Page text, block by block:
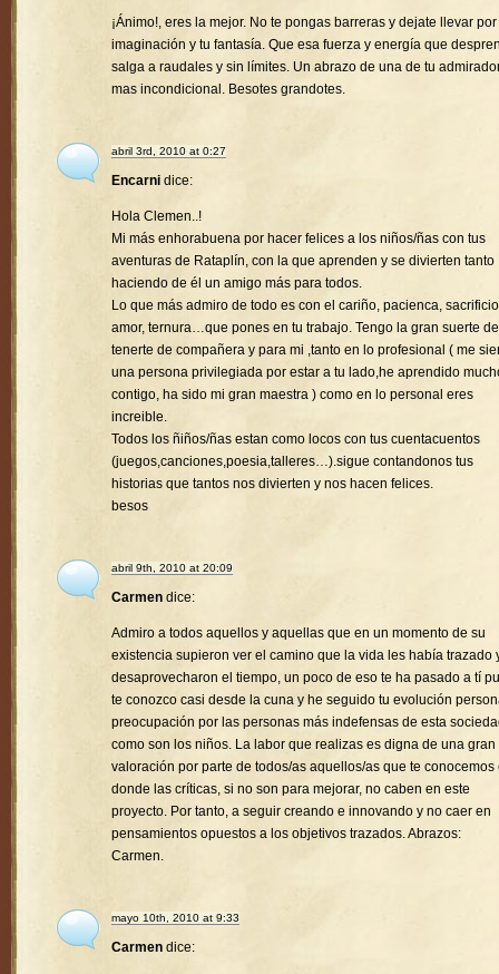
¡Ánimo!, eres la mejor. No te pongas barreras y dejate llevar por
imaginación y tu fantasía. Que esa fuerza y energía que
salga a raudales y sin límites. Un abrazo de una de tu
mas incondicional. Besotes grandotes.
abril 3rd, 2010 at 0:27
Encarni dice:
Hola Clemen..!
Mi más enhorabuena por hacer felices a los niños/ñas con tus
aventuras de Rataplín, con la que aprenden y se divierten tanto
haciendo de él un amigo más para todos.
Lo que más admiro de todo es con el cariño, pacienca,
amor, ternura…que pones en tu trabajo. Tengo la gran suerte de
tenerte de compañera y para mi ,tanto en lo profesional ( me
una persona privilegiada por estar a tu lado,he aprendido
contigo, ha sido mi gran maestra ) como en lo personal eres
increible.
Todos los ñiños/ñas estan como locos con tus cuentacuentos
(juegos,canciones,poesia,talleres…).sigue contandonos tus
historias que tantos nos divierten y nos hacen felices.
besos
abril 9th, 2010 at 20:09
Carmen dice:
Admiro a todos aquellos y aquellas que en un momento de su
existencia supieron ver el camino que la vida les había trazado
desaprovecharon el tiempo, un poco de eso te ha pasado a tí
te conozco casi desde la cuna y he seguido tu evolución
preocupación por las personas más indefensas de esta
como son los niños. La labor que realizas es digna de una gran
valoración por parte de todos/as aquellos/as que te conocemos
donde las críticas, si no son para mejorar, no caben en este
proyecto. Por tanto, a seguir creando e innovando y no caer en
pensamientos opuestos a los objetivos trazados. Abrazos:
Carmen.
mayo 10th, 2010 at 9:33
Carmen dice: